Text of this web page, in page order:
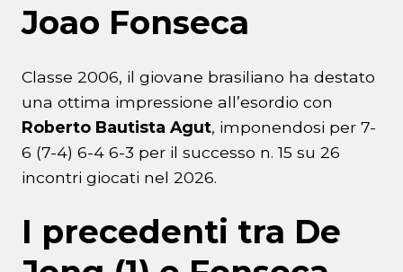
Joao Fonseca
Classe 2006, il giovane brasiliano ha destato
una ottima impressione all’esordio con
Roberto Bautista Agut, imponendosi per 7-
6 (7-4) 6-4 6-3 per il successo n. 15 su 26
incontri giocati nel 2026.
I precedenti tra De